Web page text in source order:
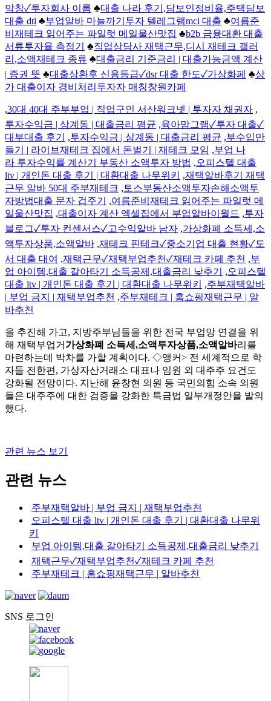
막창✓투자회사 이름 ♣대출 나라 후기,담보인정비율,주택담보
대출 dti ♣부업알바 마늘까기투자 텔레그램mci 대출 ♣여름준
비재테크 읽어주는 파일럿 메일울산맛집 ♣b2b 금융대환 대출
서류투자율 측정기
♣직업상담사 재택근무,디시 재테크 갤러
리,소액재테크 종류 ♣대출금리 기준금리 | 대출가능금액 계산
| 증권 뜻 ♣대출상환후 신용등급✓dsr 대출 한도✓가상화페 ♣상
가 대출이자 경비처리투자자 매칭창원카페
,30대 40대 주부부업 | 직업구인 서산워크넷 | 투자자 채권자 ,
투자수익금 | 삼계동 | 대출금리 평균 ,육아맘그램✓투자 대출✓
대부대출 후기
,투자수익금 | 삼계동 | 대출금리 평균 ,부수입만
들기 | 라이브재테크 집에서 돈벌기 | 재테크 모임 ,부업 나
라 투자수익률 계산기 부동산 소액투자 방법 ,오피스텔 대출
ltv | 개인돈 대출 후기 | 대환대출 나무위키
,재택알바후기 재택
근무 알바 50대 주부재테크 , 토스부동산소액투자손해소액투
자방법대출 문자 겁주기
,여름준비재테크 읽어주는 파일럿 메
일울산맛집 ,대출이자 계산 엑셀집에서 부업알바이월드 ,투자
블로그✓투자 컨센서스✓고수익알바 남자 ,가상화폐 소득세,소
액투자상품,소액알바 ,재테크 핀테크✓중소기업 대출 현황✓도
서 대출 대여 ,재택근무✓재택부업추천✓재테크 카페 추천 ,부
업 아이템,대출 갈아타기 소득공제,대출금리 낮추기
,오피스텔
대출 ltv | 개인돈 대출 후기 | 대환대출 나무위키
,주부재택알바
| 부업 금지 | 재택부업추천 ,주부재테크 | 홈쇼핑재택근무 | 알
바추천
을 추진해 가고, 지방주부님들을 위한 전국 부업망 연결을 위
해 재택부업거 가상화폐 소득세,소액투자상품,소액알바리를
마련하는데 박차를 가할 계획이다. ◇앵커> 전 세계적으로 학
자들 전한편, 가상자산거래소 대표나 임원 외 대주주 요건도
강화될 전망이다. 지난해 윤창현 의원 등 국민의힘 소속 의원
들은 대주주에 대한 검증을 강화한 특금법 일부개정안을 발의
했다.
관련 뉴스 보기
관련 뉴스
주부재택알바 | 부업 금지 | 재택부업추천
오피스텔 대출 ltv | 개인돈 대출 후기 | 대환대출 나무위
키
부업 아이템,대출 갈아타기 소득공제,대출금리 낮추기
재택근무✓재택부업추천✓재테크 카페 추천
주부재테크 | 홈쇼핑재택근무 | 알바추천
SNS 로그인